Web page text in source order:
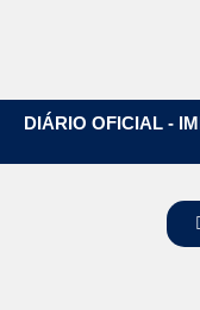
DIÁRIO OFICIAL -